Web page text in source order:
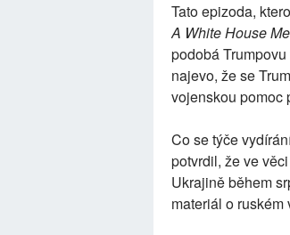
Tato epizoda,
A White House
podobá
najevo, že se
vojenskou pomoc
Co se týče
potvrdil, že ve
Ukrajině během
materiál o